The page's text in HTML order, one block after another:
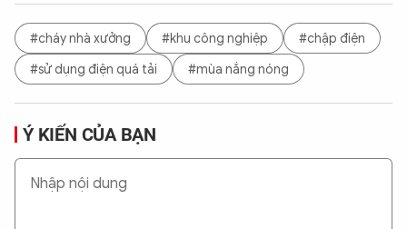
#cháy nhà xưởng #khu công nghiệp
#chập điện
#sử dụng điện quá tải
#mùa nắng nóng
Ý KIẾN CỦA BẠN